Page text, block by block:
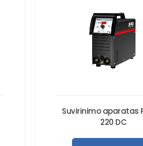
Suvirinimo aparatas
220 DC